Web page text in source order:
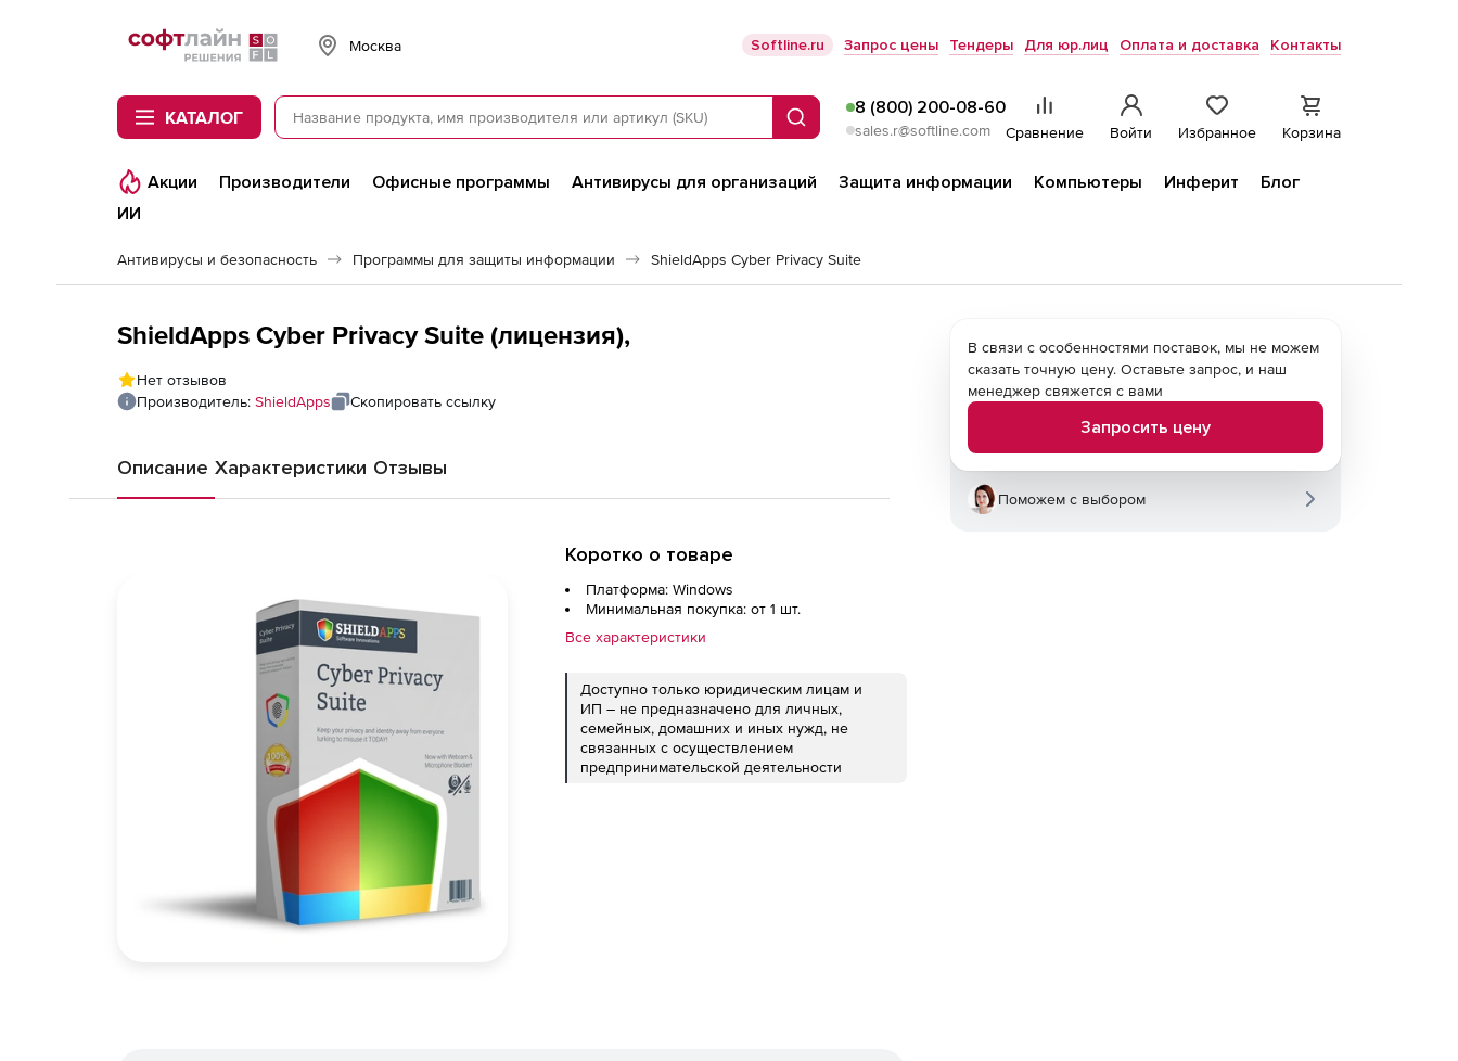
Softline
Москва Softline.ru Запрос цены Тендеры Для юр.лиц Оплата и доставка Контакты
КАТАЛОГ Поиск
8 (800) 200-08-60
sales.r@softline.com Сравнение Войти Избранное Корзина
Акции Производители Офисные программы Антивирусы для организаций Защита информации Компьютеры Инферит
Блог
ИИ
Антивирусы и безопасность Программы для защиты информации ShieldApps Cyber Privacy Suite
ShieldApps Cyber Privacy Suite (лицензия),
Нет отзывов
Производитель: ShieldApps Скопировать ссылку
Описание Характеристики Отзывы
Коротко о товаре
Платформа: Windows
Минимальная покупка: от 1 шт.
Все характеристики
Доступно только юридическим лицам и
ИП – не предназначено для личных,
семейных, домашних и иных нужд, не
связанных с осуществлением
предпринимательской деятельности
В связи с особенностями поставок, мы не можем
сказать точную цену. Оставьте запрос, и наш
менеджер свяжется с вами
Запросить цену
Поможем с выбором